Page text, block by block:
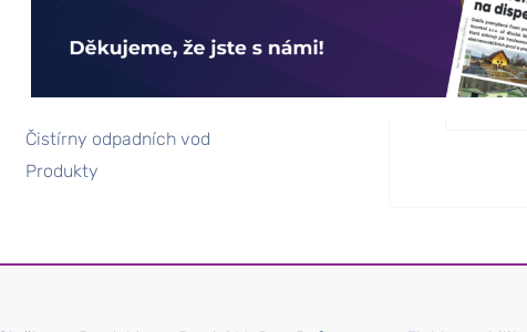
Telemetrie
Čistírny odpadních vod
Produkty